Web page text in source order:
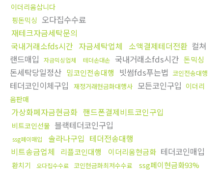
이더리움삽니다
핑돈믹싱 오다집수수료
재테크자금세탁문의
국내거래소fds시간 자금세탁업체 소액결제테더전환 컬쳐
랜드매입
자금믹싱업체 테더손대손 국내거래소fds시간 돈믹싱
돈세탁당일정산 밈코인전송대행 빗썸fds푸는법 코인전송대행
테더코인이체구입 재정거래현금화대행사 모든코인구입 이더리
움판매
가상화폐자금현금화 핸드폰결제비트코인구입
비트코인선물 블랙테더코인구입
ssg페이매입 솔라나구입 테더전송대행
비트송금업체
리플코인대행 이더리움현금화 테더코인매입
환치기 오다집수수료 코인현금화최저수수료 ssg페이현금화93%